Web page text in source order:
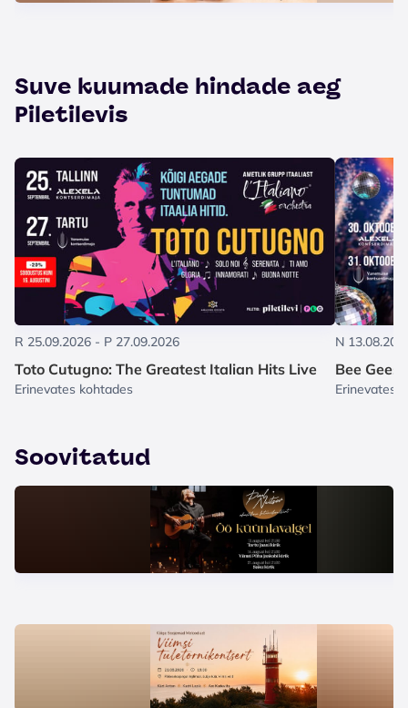
Suve kuumade hindade aeg
Piletilevis
R 25.09.2026 - P 27.09.2026
Toto Cutugno: The Greatest Italian Hits Live
Erinevates kohtades
N
Bee
Erinevates
Soovitatud